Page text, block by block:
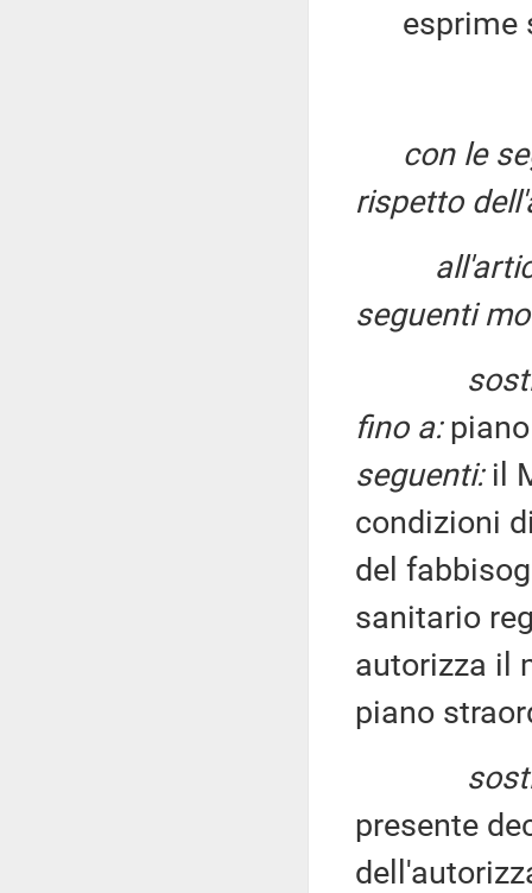
esprime
con le
rispetto
seguenti
fino a:
seguenti:il
condizioni
del
sanitario
autorizza il
piano
presente